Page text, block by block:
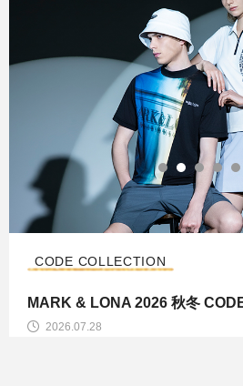
コレクション
MARK & LONA